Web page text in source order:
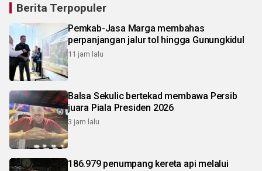
Berita Terpopuler
Pemkab-Jasa Marga membahas
perpanjangan jalur tol hingga Gunungkidul
11 jam lalu
Balsa Sekulic bertekad membawa Persib
juara Piala Presiden 2026
3 jam lalu
186.979 penumpang kereta api melalui